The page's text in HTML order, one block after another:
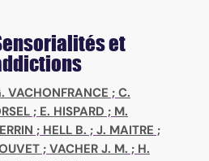
et
VACHONFRANCE ; C.
; E. HISPARD ; M.
; HELL B. ; J. MAITRE ;
; VACHER J. M. ; H.